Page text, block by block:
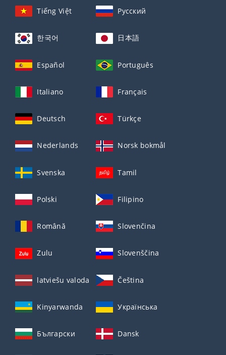
Tiếng Việt Русский
한국어 日本語
Español Português
Italiano Français
Deutsch Türkçe
Nederlands Norsk bokmål
Svenska Tamil
Polski Filipino
Română Slovenčina
Zulu Slovenščina
latviešu valoda Čeština
Kinyarwanda Українська
Български Dansk